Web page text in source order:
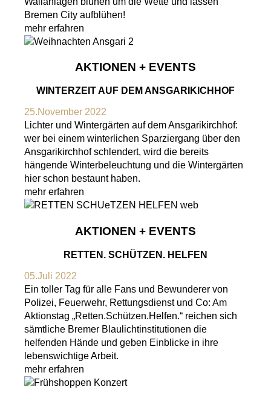
Bremen City aufblühen!
mehr erfahren
AKTIONEN + EVENTS
WINTERZEIT AUF DEM ANSGARIKICHHOF
25.November 2022
Lichter und Wintergärten auf dem Ansgarikirchhof:
wer bei einem winterlichen Sparziergang über den
Ansgarikirchhof schlendert, wird die bereits
hängende Winterbeleuchtung und die Wintergärten
hier schon bestaunt haben.
mehr erfahren
AKTIONEN + EVENTS
RETTEN. SCHÜTZEN. HELFEN
05.Juli 2022
Ein toller Tag für alle Fans und Bewunderer von
Polizei, Feuerwehr, Rettungsdienst und Co: Am
Aktionstag „Retten.Schützen.Helfen.“ reichen sich
sämtliche Bremer Blaulichtinstitutionen die
helfenden Hände und geben Einblicke in ihre
lebenswichtige Arbeit.
mehr erfahren